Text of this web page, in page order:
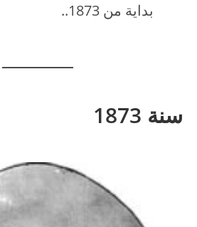
بداية من 1873..
سنة 1873